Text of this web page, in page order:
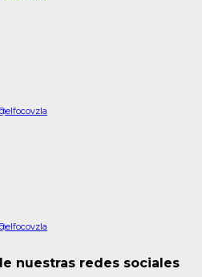
nuestras redes sociales